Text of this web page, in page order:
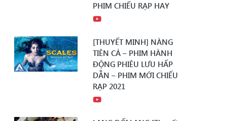
PHIM CHIẾU RẠP HAY
[THUYẾT MINH] NÀNG
TIÊN CÁ – PHIM HÀNH
ĐỘNG PHIÊU LƯU HẤP
DẪN – PHIM MỚI CHIẾU
RẠP 2021